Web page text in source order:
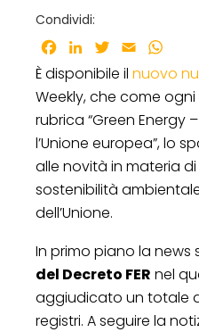
Condividi:
Facebook
LinkedInTwitter
Email
È disponibile il nuovo
Weekly, che come
rubrica “Green Energy
l’Unione europea”, lo
alle novità in materia
sostenibilità
dell’Unione.
In primo piano la news
del Decreto FER nel
aggiudicato un totale
registri. A seguire la